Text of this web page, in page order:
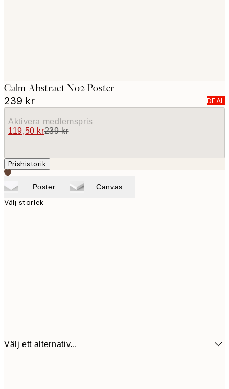
Calm Abstract No2 Poster
239 kr DEAL
Aktivera medlemspris
119,50 kr239 kr
Prishistorik
Poster Canvas
Välj storlek
Välj ett alternativ...